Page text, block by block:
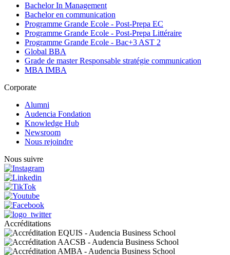
Bachelor In Management
Bachelor en communication
Programme Grande Ecole - Post-Prepa EC
Programme Grande Ecole - Post-Prepa Littéraire
Programme Grande Ecole - Bac+3 AST 2
Global BBA
Grade de master Responsable stratégie communication
MBA IMBA
Corporate
Alumni
Audencia Fondation
Knowledge Hub
Newsroom
Nous rejoindre
Nous suivre
Accréditations